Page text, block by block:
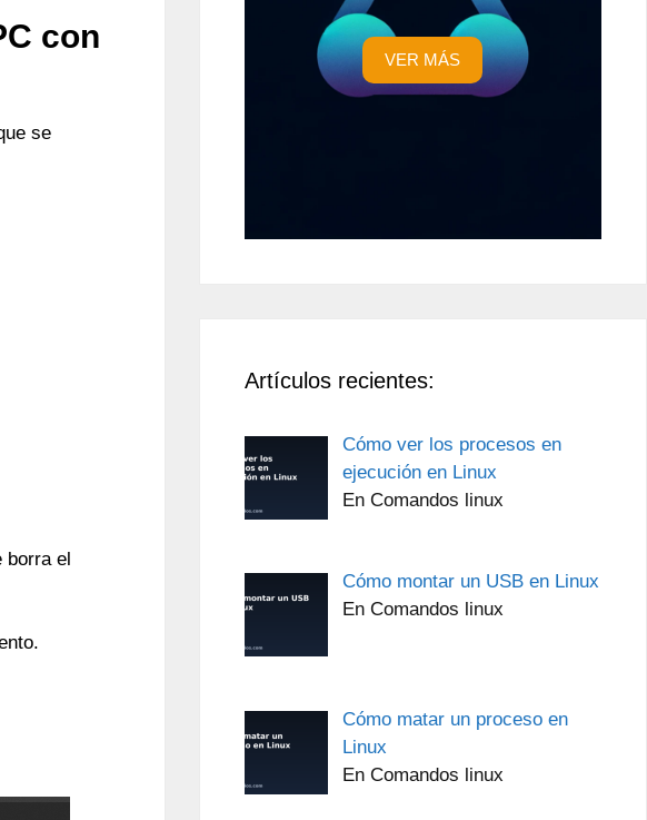
con
se
borra el
VER MÁS
Artículos recientes:
Cómo ver los procesos en
ejecución en Linux
En Comandos linux
Cómo montar un USB en Linux
En Comandos linux
Cómo matar un proceso en
Linux
En Comandos linux